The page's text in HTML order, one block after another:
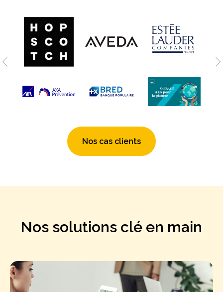
Nos cas clients
Nos solutions clé en main